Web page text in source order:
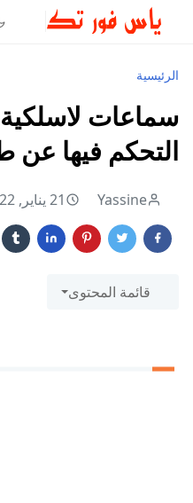
الرئيسية
سماعات
التحكم فيها عن
Yassine 21 يناير, 2022
قائمة المحتوى